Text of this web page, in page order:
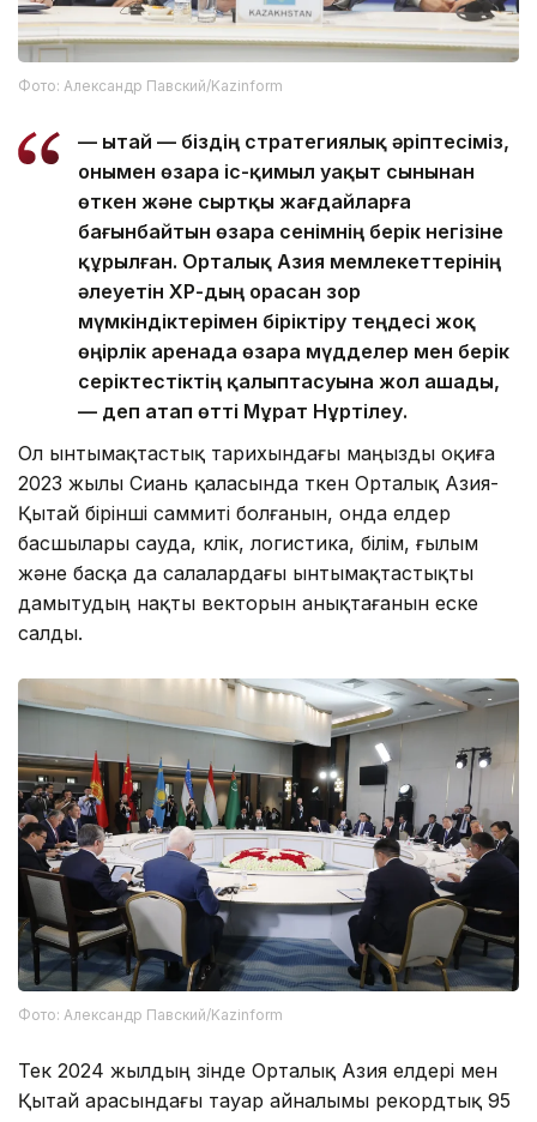
Фото: Александр Павский/Kazinform
— Қытай — біздің стратегиялық әріптесіміз,
онымен өзара іс-қимыл уақыт сынынан
өткен және сыртқы жағдайларға
бағынбайтын өзара сенімнің берік негізіне
құрылған. Орталық Азия мемлекеттерінің
әлеуетін ҚХР-дың орасан зор
мүмкіндіктерімен біріктіру теңдесі жоқ
өңірлік аренада өзара мүдделер мен берік
серіктестіктің қалыптасуына жол ашады,
— деп атап өтті Мұрат Нұртілеу.
Ол ынтымақтастық тарихындағы маңызды оқиға
2023 жылы Сиань қаласында өткен Орталық Азия-
Қытай бірінші саммиті болғанын, онда елдер
басшылары сауда, көлік, логистика, білім, ғылым
және басқа да салалардағы ынтымақтастықты
дамытудың нақты векторын анықтағанын еске
салды.
Фото: Александр Павский/Kazinform
Тек 2024 жылдың өзінде Орталық Азия елдері мен
Қытай арасындағы тауар айналымы рекордтық 95